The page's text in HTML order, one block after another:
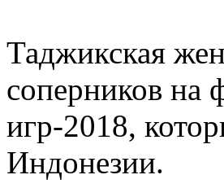
Таджикская
соперников на
игр-2018,
Индонезии.